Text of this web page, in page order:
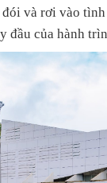
và rơi vào
đầu của hành